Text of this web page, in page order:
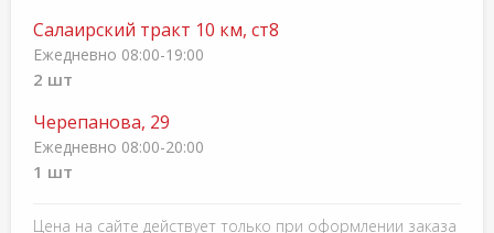
Салаирский тракт 10 км, ст8
Ежедневно 08:00-19:00
2 шт
Черепанова, 29
Ежедневно 08:00-20:00
1 шт
Цена на сайте действует только при оформлении заказа